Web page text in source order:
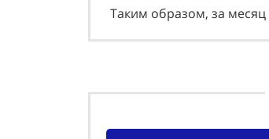
Таким образом, за